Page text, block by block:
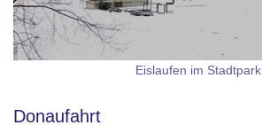
Eislaufen im Stadtpark
Donaufahrt